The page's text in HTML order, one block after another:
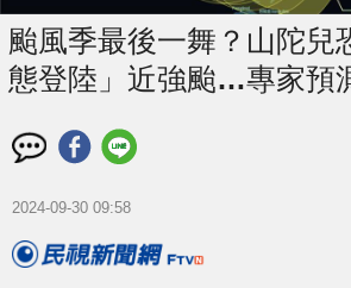
颱風季最後一舞？山陀兒
態登陸」近強颱…專家預
2024-09-30 09:58